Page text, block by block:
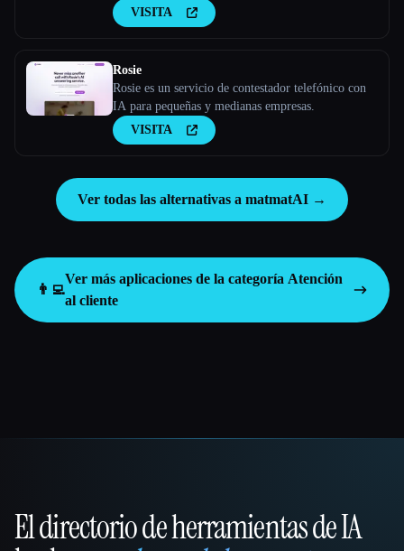
VISITA
Rosie
Rosie es un servicio de contestador telefónico con
IA para pequeñas y medianas empresas.
VISITA
Ver todas las alternativas a matmatAI →
👨‍💻
Ver más aplicaciones de la categoría Atención
al cliente
That AI Collection
El directorio de herramientas de IA